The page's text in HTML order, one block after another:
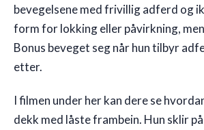
bevegelsene med frivillig adferd og
form for lokking eller påvirkning,
Bonus beveget seg når hun tilbyr
etter.
I filmen under her kan dere se
dekk med låste frambein. Hun sklir